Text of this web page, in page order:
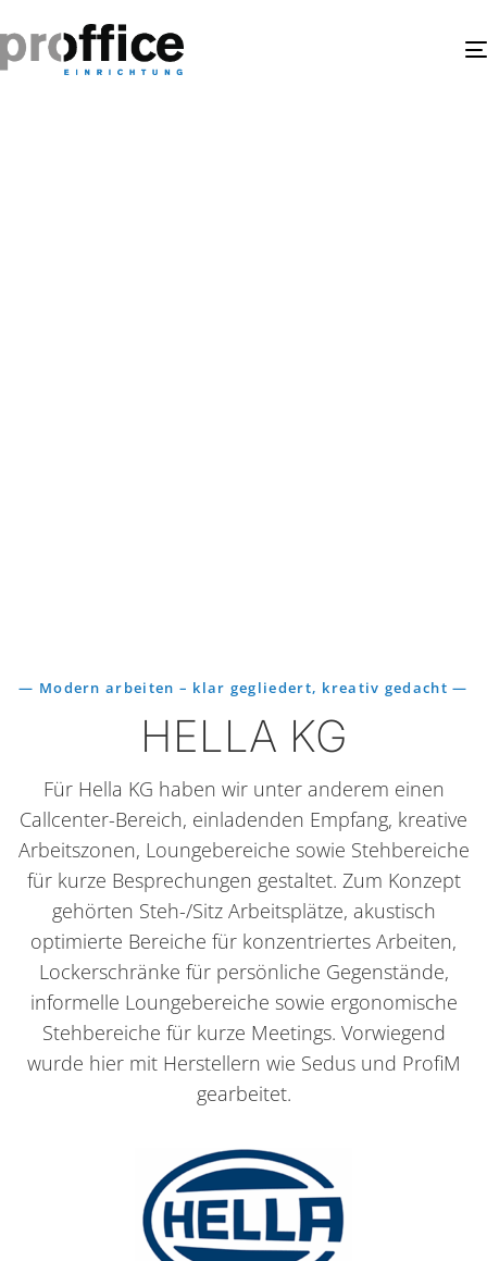
— Modern arbeiten – klar gegliedert, kreativ gedacht —
HELLA KG
Für Hella KG haben wir unter anderem einen
Callcenter-Bereich, einladenden Empfang, kreative
Arbeitszonen, Loungebereiche sowie Stehbereiche
für kurze Besprechungen gestaltet. Zum Konzept
gehörten Steh-/Sitz Arbeitsplätze, akustisch
optimierte Bereiche für konzentriertes Arbeiten,
Lockerschränke für persönliche Gegenstände,
informelle Loungebereiche sowie ergonomische
Stehbereiche für kurze Meetings. Vorwiegend
wurde hier mit Herstellern wie Sedus und ProfiM
gearbeitet.